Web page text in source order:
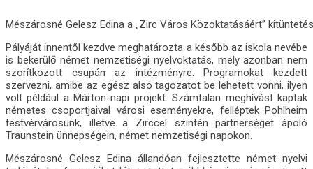
Mészárosné Gelesz Edina a „Zirc Város Közoktatásáért”
Pályáját innentől kezdve meghatározta a később az iskola nevébe
is bekerülő német nemzetiségi nyelvoktatás, mely azonban nem
szorítkozott csupán az intézményre. Programokat kezdett
szervezni, amibe az egész alsó tagozatot be lehetett vonni, ilyen
volt például a Márton-napi projekt. Számtalan meghívást kaptak
németes csoportjaival városi eseményekre, felléptek Pohlheim
testvérvárosunk, illetve a Zirccel szintén partnerséget ápoló
Traunstein ünnepségein, német nemzetiségi napokon.
Mészárosné Gelesz Edina állandóan fejlesztette német nyelvi